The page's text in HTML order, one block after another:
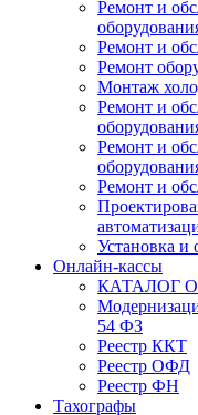
Ремонт и
Ремонт и
Ремонт
Монтаж
Ремонт и
Ремонт и
Ремонт и
Установка и
Онлайн-кассы
КАТАЛОГ
54 ФЗ
Реестр ККТ
Реестр ОФД
Реестр ФН
Тахографы